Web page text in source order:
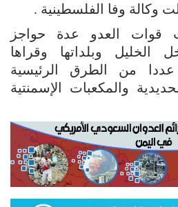
وكالة وفا الفلسطينية .
قوات العدو عدة حواجز
وبلداتها وقراها
عددا من الطرق الرئيسية
والمكعبات الإسمنتية